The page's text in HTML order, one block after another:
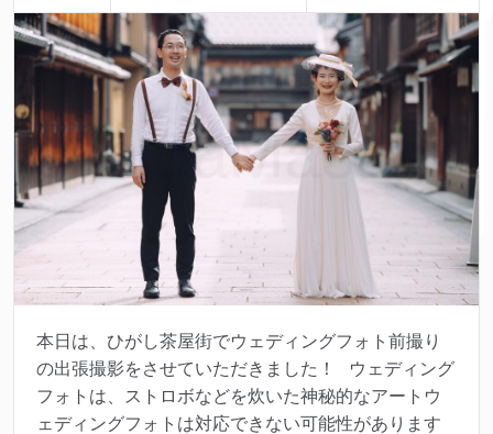
本日は、ひがし茶屋街でウェディングフォト前撮り
の出張撮影をさせていただきました！ ウェディング
フォトは、ストロボなどを炊いた神秘的なアートウ
ェディングフォトは対応できない可能性があります